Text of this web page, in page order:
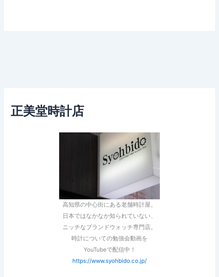
正美堂時計店
高知県の中心街にある老舗時計屋。
日本ではなかなか知られていない、
ニッチなブランドウォッチ専門店。
時計についての勉強会動画を
YouTubeで配信中！
https://www.syohbido.co.jp/